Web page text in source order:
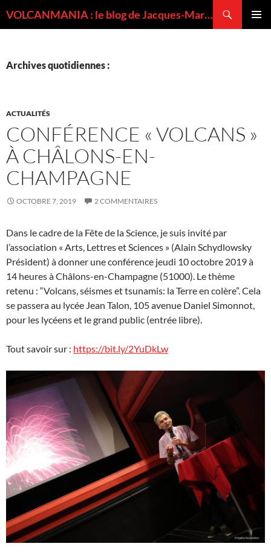
VOLCANMANIA : le blog de Jacques-Marie BARDINTZEFF, volcanologue
Archives quotidiennes :
ACTUALITÉS
CONFÉRENCE « VOLCANS »
À CHÂLONS-EN-
CHAMPAGNE
OCTOBRE 7, 2019 2 COMMENTAIRES
Dans le cadre de la Fête de la Science, je suis invité par
l’association « Arts, Lettres et Sciences » (Alain Schydlowsky
Président) à donner une conférence jeudi 10 octobre 2019 à
14 heures à Châlons-en-Champagne (51000). Le thème
retenu : “Volcans, séismes et tsunamis: la Terre en colère”. Cela
se passera au lycée Jean Talon, 105 avenue Daniel Simonnot,
pour les lycéens et le grand public (entrée libre).
Tout savoir sur : https://bit.ly/2YuDkLw